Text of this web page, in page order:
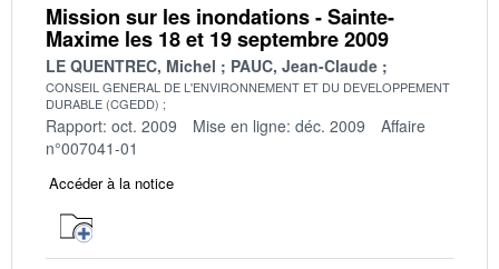
Mission sur les inondations - Sainte-
Maxime les 18 et 19 septembre 2009
LE QUENTREC, Michel PAUC, Jean-Claude
CONSEIL GENERAL DE L'ENVIRONNEMENT ET DU DEVELOPPEMENT
DURABLE (CGEDD)
Rapport: oct. 2009 Mise en ligne: déc. 2009
Affaire
n°007041-01
Accéder à la notice